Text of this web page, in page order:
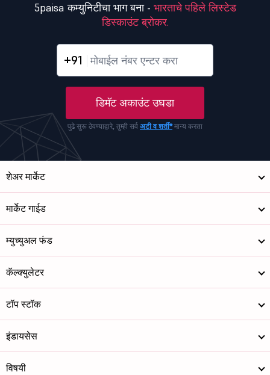
5paisa कम्युनिटीचा भाग बना - भारताचे पहिले लिस्टेड
डिस्काउंट ब्रोकर.
+91
डिमॅट अकाउंट उघडा
पुढे सुरू ठेवण्याद्वारे, तुम्ही सर्व अटी व शर्ती*मान्य करता
शेअर मार्केट
मार्केट गाईड
म्युच्युअल फंड
कॅल्क्युलेटर
टॉप स्टॉक
इंडायसेस
विषयी